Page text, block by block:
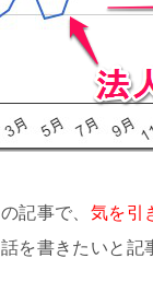
記事で、 気を引
を書きたいと記